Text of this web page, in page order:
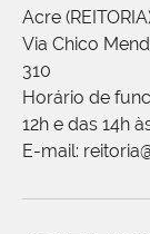
Acre
Via Chico
310
Horário de
12h e das 14h
E-mail: